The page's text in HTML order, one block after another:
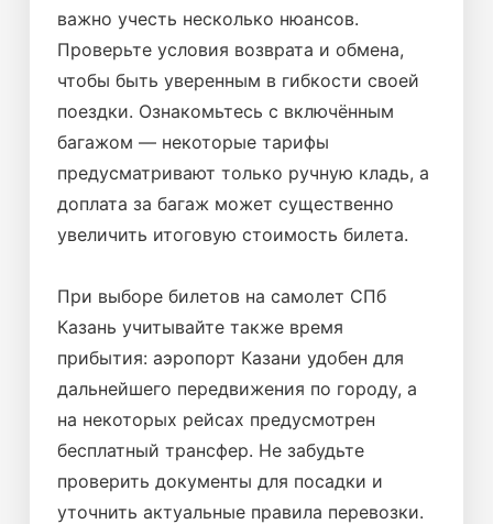
важно учесть несколько нюансов.
Проверьте условия возврата и обмена,
чтобы быть уверенным в гибкости своей
поездки. Ознакомьтесь с включённым
багажом — некоторые тарифы
предусматривают только ручную кладь, а
доплата за багаж может существенно
увеличить итоговую стоимость билета.
При выборе билетов на самолет СПб
Казань учитывайте также время
прибытия: аэропорт Казани удобен для
дальнейшего передвижения по городу, а
на некоторых рейсах предусмотрен
бесплатный трансфер. Не забудьте
проверить документы для посадки и
уточнить актуальные правила перевозки.